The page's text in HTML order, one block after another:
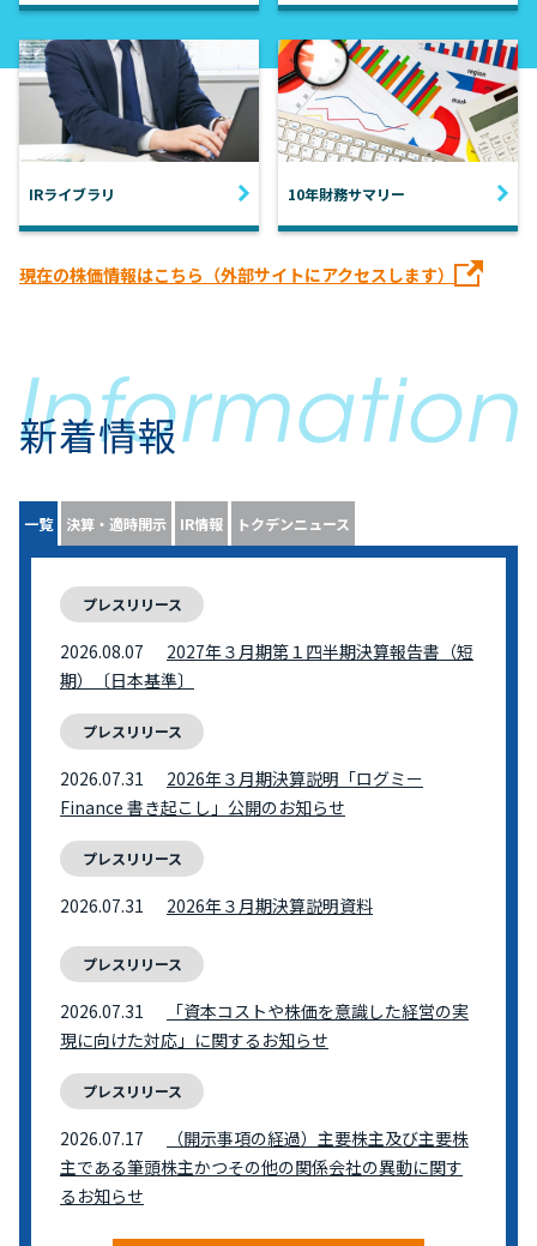
IRライブラリ 10年財務サマリー
現在の株価情報はこちら（外部サイトにアクセスします）
新着情報
一覧 決算・適時開示 IR情報 トクデンニュース
プレスリリース
2026.08.07
2027年３月期第１四半期決算報告書（短
期）〔日本基準〕
プレスリリース
2026.07.31
2026年３月期決算説明「ログミー
Finance 書き起こし」公開のお知らせ
プレスリリース
2026.07.31 2026年３月期決算説明資料
プレスリリース
2026.07.31
「資本コストや株価を意識した経営の実
現に向けた対応」に関するお知らせ
プレスリリース
2026.07.17
（開示事項の経過）主要株主及び主要株
主である筆頭株主かつその他の関係会社の異動に関す
るお知らせ